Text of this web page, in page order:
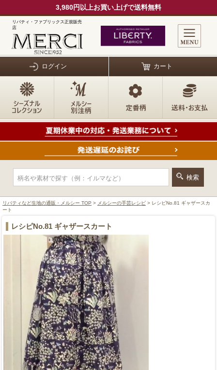
3,980円以上お買い上げで送料無料
リバティ・ファブリックス正規販売
店
ログイン カート
リバティなど生地の通販・メルシー TOP > メルシーの手芸レシピ > レシピNo.81 ギャザースカ
ート
レシピNo.81 ギャザースカート